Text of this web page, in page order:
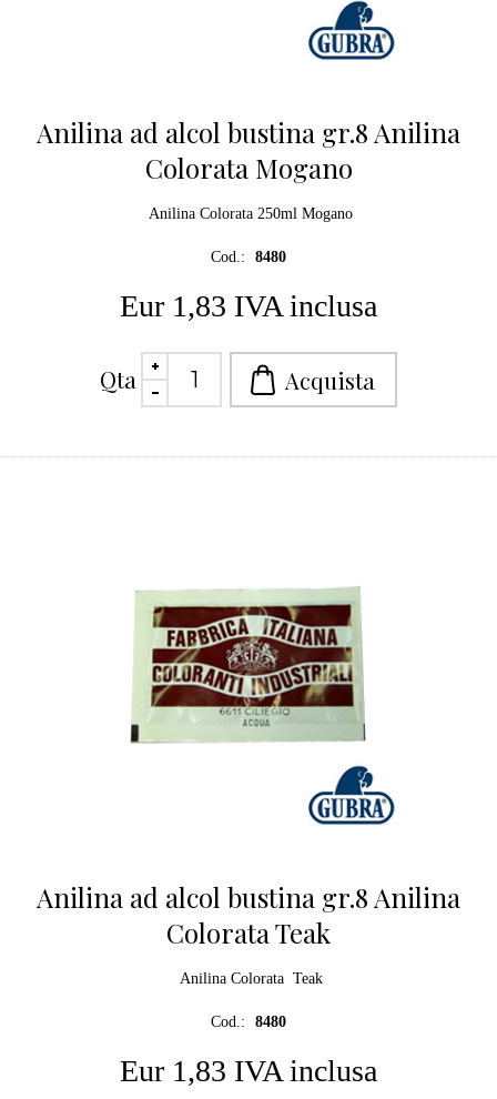
Anilina ad alcol bustina gr.8 Anilina
Colorata Mogano
Anilina Colorata 250ml Mogano
Cod.: 8480
Eur 1,83 IVA inclusa
Qta
Anilina ad alcol bustina gr.8 Anilina
Colorata Teak
Anilina Colorata Teak
Cod.: 8480
Eur 1,83 IVA inclusa